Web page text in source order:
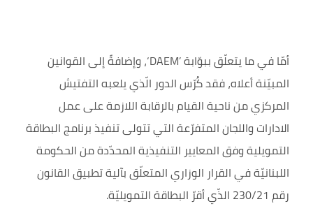
أمّا في ما يتعلّق ببوّابة‘DAEM’، وإضافةً إلى القوانين
المبيّنة أعلاه، فقد كُرّس الدور الّذي يلعبه التفتيش
المركزي من ناحية القيامبالرقابة اللازمة على عمل
الادارات واللجان المتفرّعة التي تتولى تنفيذ برنامج البطاقة
التمويلية وفق المعايير التنفيذية المحدّدة من الحكومة
اللبنانيّة في القرار الوزاري المتعلّق بآلية تطبيق القانون
رقم 230/21 الذّي أقرّ البطاقة التمويليّة.